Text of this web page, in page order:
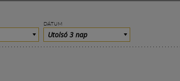
DÁTUM
Utolsó 3 nap